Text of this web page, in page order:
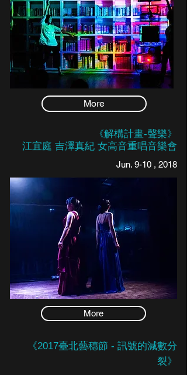
More
《解構計畫-聲樂》
江宜庭 吉澤真紀 女高音重唱音樂會
Jun. 9-10 , 2018
More
《2017臺北藝穗節 - 訊號的減數分
裂》